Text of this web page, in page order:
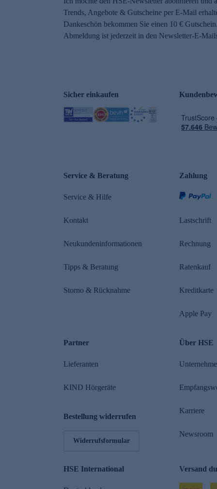
Trends, Angebote & Gutscheine per E-Mail
Dankeschön bekommen Sie einen 10 €
Abmeldung ist jederzeit in den Newsletter-E-
Sicher einkaufen
Service & Beratung
Service & Hilfe
Kontakt
Neukundeninformationen
Tipps & Beratung
Storno & Rücknahme
Zahlung
Lastschrift
Rechnung
Ratenkauf
Kreditkarte
Apple Pay
Partner
Lieferanten
KIND Hörgeräte
Bestellung widerrufen
Widerrufsformular
Über HSE
Karriere
Newsroom
HSE International Versand